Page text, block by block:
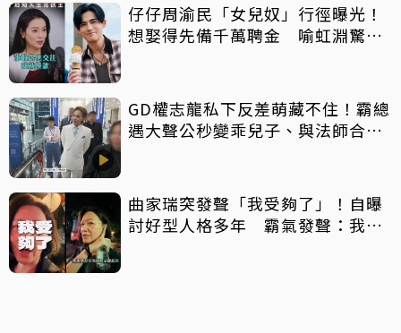
仔仔周渝民「女兒奴」行徑曝光！
想娶得先備千萬聘金 喻虹淵驚
GD權志龍私下反差萌藏不住！霸總
遇大聲公秒變乖兒子、與法師合照
曲家瑞突發聲「我受夠了」！自曝
討好型人格多年 霸氣發聲：我也